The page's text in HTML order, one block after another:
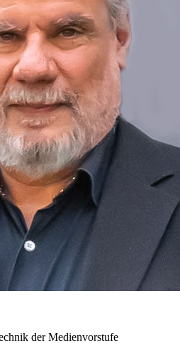
der Medien­vorstufe